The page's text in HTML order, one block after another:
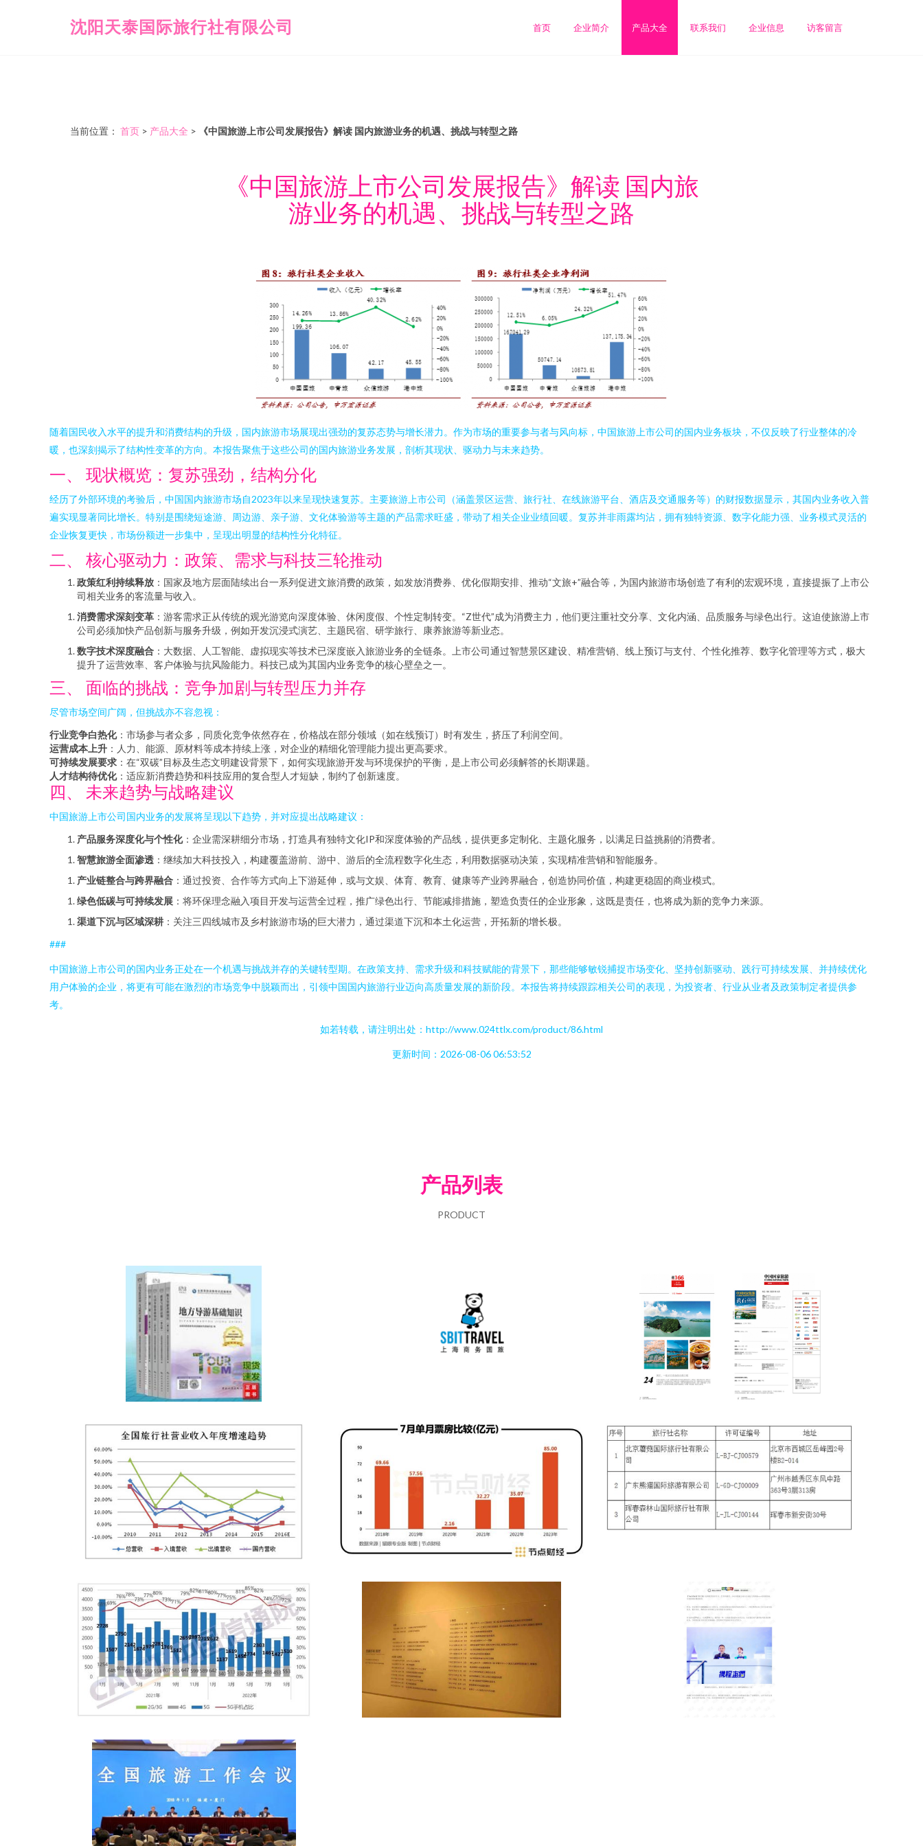
沈阳天泰国际旅行社有限公司 首页 企业简介 产品大全 联系我们 企业信息 访客留言
当前位置： 首页 > 产品大全 > 《中国旅游上市公司发展报告》解读 国内旅游业务的机遇、挑战与转型之路
《中国旅游上市公司发展报告》解读 国内旅
游业务的机遇、挑战与转型之路
随着国民收入水平的提升和消费结构的升级，国内旅游市场展现出强劲的复苏态势与增长潜力。作为市场的重要参与者与风向标，中国旅游上市公司的国内业务板块，不仅反映了行业整体的冷
暖，也深刻揭示了结构性变革的方向。本报告聚焦于这些公司的国内旅游业务发展，剖析其现状、驱动力与未来趋势。
一、 现状概览：复苏强劲，结构分化
经历了外部环境的考验后，中国国内旅游市场自2023年以来呈现快速复苏。主要旅游上市公司（涵盖景区运营、旅行社、在线旅游平台、酒店及交通服务等）的财报数据显示，其国内业务收入普
遍实现显著同比增长。特别是围绕短途游、周边游、亲子游、文化体验游等主题的产品需求旺盛，带动了相关企业业绩回暖。复苏并非雨露均沾，拥有独特资源、数字化能力强、业务模式灵活的
企业恢复更快，市场份额进一步集中，呈现出明显的结构性分化特征。
二、 核心驱动力：政策、需求与科技三轮推动
政策红利持续释放 ：国家及地方层面陆续出台一系列促进文旅消费的政策，如发放消费券、优化假期安排、推动“文旅+”融合等，为国内旅游市场创造了有利的宏观环境，直接提振了上市公
司相关业务的客流量与收入。
消费需求深刻变革 ：游客需求正从传统的观光游览向深度体验、休闲度假、个性定制转变。“Z世代”成为消费主力，他们更注重社交分享、文化内涵、品质服务与绿色出行。这迫使旅游上市
公司必须加快产品创新与服务升级，例如开发沉浸式演艺、主题民宿、研学旅行、康养旅游等新业态。
数字技术深度融合 ：大数据、人工智能、虚拟现实等技术已深度嵌入旅游业务的全链条。上市公司通过智慧景区建设、精准营销、线上预订与支付、个性化推荐、数字化管理等方式，极大
提升了运营效率、客户体验与抗风险能力。科技已成为其国内业务竞争的核心壁垒之一。
三、 面临的挑战：竞争加剧与转型压力并存
尽管市场空间广阔，但挑战亦不容忽视：
行业竞争白热化：市场参与者众多，同质化竞争依然存在，价格战在部分领域（如在线预订）时有发生，挤压了利润空间。
运营成本上升 ：人力、能源、原材料等成本持续上涨，对企业的精细化管理能力提出更高要求。
可持续发展要求 ：在“双碳”目标及生态文明建设背景下，如何实现旅游开发与环境保护的平衡，是上市公司必须解答的长期课题。
人才结构待优化：适应新消费趋势和科技应用的复合型人才短缺，制约了创新速度。
四、 未来趋势与战略建议
中国旅游上市公司国内业务的发展将呈现以下趋势，并对应提出战略建议：
产品服务深度化与个性化：企业需深耕细分市场，打造具有独特文化IP和深度体验的产品线，提供更多定制化、主题化服务，以满足日益挑剔的消费者。
智慧旅游全面渗透 ：继续加大科技投入，构建覆盖游前、游中、游后的全流程数字化生态，利用数据驱动决策，实现精准营销和智能服务。
产业链整合与跨界融合 ：通过投资、合作等方式向上下游延伸，或与文娱、体育、教育、健康等产业跨界融合，创造协同价值，构建更稳固的商业模式。
绿色低碳与可持续发展 ：将环保理念融入项目开发与运营全过程，推广绿色出行、节能减排措施，塑造负责任的企业形象，这既是责任，也将成为新的竞争力来源。
渠道下沉与区域深耕 ：关注三四线城市及乡村旅游市场的巨大潜力，通过渠道下沉和本土化运营，开拓新的增长极。
###
中国旅游上市公司的国内业务正处在一个机遇与挑战并存的关键转型期。在政策支持、需求升级和科技赋能的背景下，那些能够敏锐捕捉市场变化、坚持创新驱动、践行可持续发展、并持续优化
用户体验的企业，将更有可能在激烈的市场竞争中脱颖而出，引领中国国内旅游行业迈向高质量发展的新阶段。本报告将持续跟踪相关公司的表现，为投资者、行业从业者及政策制定者提供参
考。
如若转载，请注明出处：http://www.024ttlx.com/product/86.html
更新时间：2026-08-06 06:53:52
产品列表
PRODUCT